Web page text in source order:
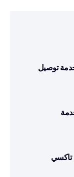
توصيل
تاكسي